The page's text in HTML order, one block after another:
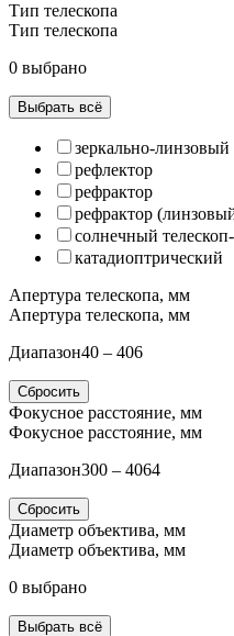
Тип телескопа
Тип телескопа
0 выбрано
Выбрать всё
зеркально-линзовый
рефлектор
рефрактор
рефрактор
солнечный
катадиоптрический
Апертура телескопа, мм
Апертура телескопа, мм
Диапазон40 – 406
Сбросить
Фокусное расстояние, мм
Фокусное расстояние, мм
Диапазон300 – 4064
Сбросить
Диаметр объектива, мм
Диаметр объектива, мм
0 выбрано
Выбрать всё